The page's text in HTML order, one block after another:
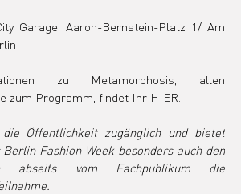
Garage, Aaron-Bernstein-Platz 1/ Am
zu Metamorphosis, allen
zum Programm, findet Ihr HIER
Öffentlichkeit zugänglich und bietet
Fashion Week besonders auch den
abseits vom Fachpublikum die